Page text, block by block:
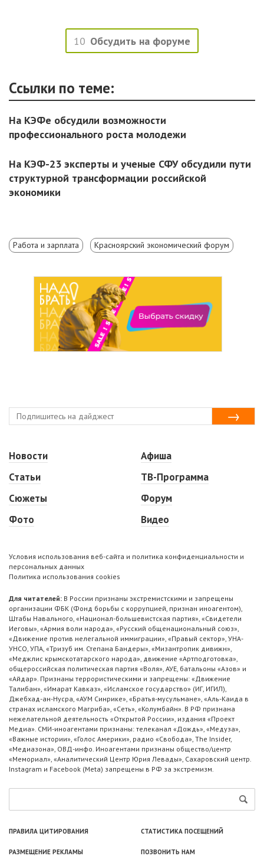
10 Обсудить на форуме
Ссылки по теме:
На КЭФе обсудили возможности
профессионального роста молодежи
На КЭФ-23 эксперты и ученые СФУ обсудили пути
структурной трансформации российской
экономики
Работа и зарплата Красноярский экономический форум
Новости
Статьи
Сюжеты
Фото
Афиша
ТВ-Программа
Форум
Видео
Условия использования веб-сайта и политика конфиденциальности и
персональных данных
Политика использования cookies
Для читателей: В России признаны экстремистскими и запрещены
организации ФБК (Фонд борьбы с коррупцией, признан иноагентом),
Штабы Навального, «Национал-большевистская партия», «Свидетели
Иеговы», «Армия воли народа», «Русский общенациональный союз»,
«Движение против нелегальной иммиграции», «Правый сектор», УНА-
УНСО, УПА, «Тризуб им. Степана Бандеры», «Мизантропик дивижн»,
«Меджлис крымскотатарского народа», движение «Артподготовка»,
общероссийская политическая партия «Воля», АУЕ, батальоны «Азов» и
«Айдар». Признаны террористическими и запрещены: «Движение
Талибан», «Имарат Кавказ», «Исламское государство» (ИГ, ИГИЛ),
Джебхад-ан-Нусра, «АУМ Синрике», «Братья-мусульмане», «Аль-Каида в
странах исламского Магриба», «Сеть», «Колумбайн». В РФ признана
нежелательной деятельность «Открытой России», издания «Проект
Медиа». СМИ-иноагентами признаны: телеканал «Дождь», «Медуза»,
«Важные истории», «Голос Америки», радио «Свобода», The Insider,
«Медиазона», ОВД-инфо. Иноагентами признаны общество/центр
«Мемориал», «Аналитический Центр Юрия Левады», Сахаровский центр.
Instagram и Facebook (Metа) запрещены в РФ за экстремизм.
ПРАВИЛА ЦИТИРОВАНИЯ СТАТИСТИКА ПОСЕЩЕНИЙ
РАЗМЕЩЕНИЕ РЕКЛАМЫ ПОЗВОНИТЬ НАМ